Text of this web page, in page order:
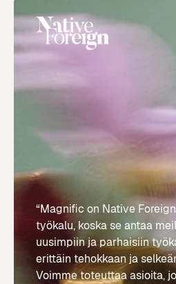
“Magnific on Native
työkalu, koska se antaa
uusimpiin ja parhaisiin
erittäin tehokkaan ja
Voimme toteuttaa asioita,